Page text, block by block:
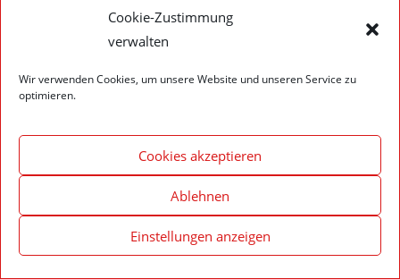
Cookie-Zustimmung
verwalten
Wir verwenden Cookies, um unsere Website und unseren Service zu
optimieren.
Cookies akzeptieren
Ablehnen
Einstellungen anzeigen
alarmiert. Grund hierfür war vermutlich eine
Rauchentwicklung durch einen Toaster. Nach
Impressum – Datenschutzerklärung Cookie-Richtlinie (EU)
© 2020 Feuerwehr Walldürn